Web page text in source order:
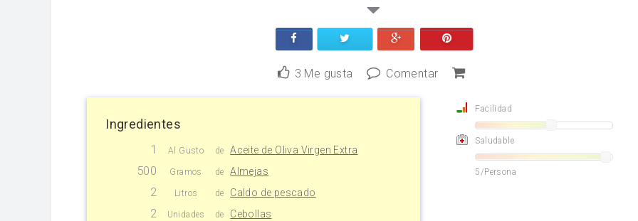
3 Me gusta Comentar
Ingredientes
1 Al Gusto de Aceite de Oliva Virgen Extra
500 Gramos de Almejas
2 Litros de Caldo de pescado
2 Unidades de Cebollas
Facilidad
Saludable
5/Persona